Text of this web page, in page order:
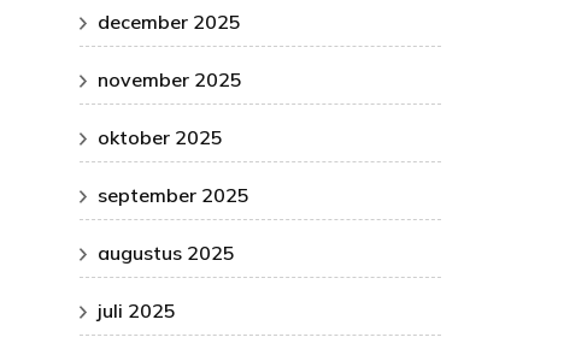
december 2025
november 2025
oktober 2025
september 2025
augustus 2025
juli 2025